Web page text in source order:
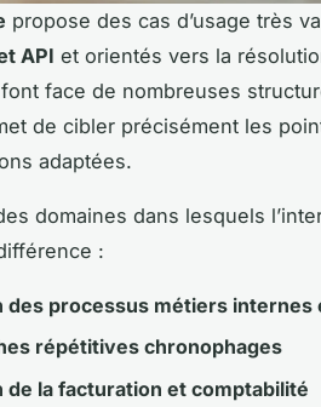
propose des cas d’usage très
API et orientés vers la
face de nombreuses
de cibler précisément les
adaptées.
domaines dans lesquels
:
des processus métiers internes
répétitives chronophages
de la facturation et comptabilité